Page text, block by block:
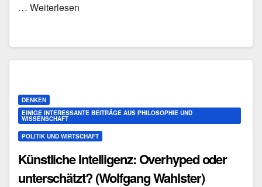
… Weiterlesen
DENKEN
EINIGE INTERESSANTE BEITRÄGE AUS PHILOSOPHIE UND
WISSENSCHAFT
POLITIK UND WIRTSCHAFT
Künstliche Intelligenz: Overhyped oder
unterschätzt? (Wolfgang Wahlster)